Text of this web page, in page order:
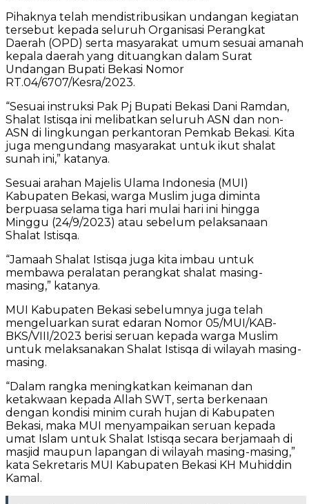
Pihaknya telah mendistribusikan undangan kegiatan
tersebut kepada seluruh Organisasi Perangkat
Daerah (OPD) serta masyarakat umum sesuai amanah
kepala daerah yang dituangkan dalam Surat
Undangan Bupati Bekasi Nomor
RT.04/6707/Kesra/2023.
“Sesuai instruksi Pak Pj Bupati Bekasi Dani Ramdan,
Shalat Istisqa ini melibatkan seluruh ASN dan non-
ASN di lingkungan perkantoran Pemkab Bekasi. Kita
juga mengundang masyarakat untuk ikut shalat
sunah ini,” katanya.
Sesuai arahan Majelis Ulama Indonesia (MUI)
Kabupaten Bekasi, warga Muslim juga diminta
berpuasa selama tiga hari mulai hari ini hingga
Minggu (24/9/2023) atau sebelum pelaksanaan
Shalat Istisqa.
“Jamaah Shalat Istisqa juga kita imbau untuk
membawa peralatan perangkat shalat masing-
masing,” katanya.
MUI Kabupaten Bekasi sebelumnya juga telah
mengeluarkan surat edaran Nomor 05/MUI/KAB-
BKS/VIII/2023 berisi seruan kepada warga Muslim
untuk melaksanakan Shalat Istisqa di wilayah masing-
masing.
“Dalam rangka meningkatkan keimanan dan
ketakwaan kepada Allah SWT, serta berkenaan
dengan kondisi minim curah hujan di Kabupaten
Bekasi, maka MUI menyampaikan seruan kepada
umat Islam untuk Shalat Istisqa secara berjamaah di
masjid maupun lapangan di wilayah masing-masing,”
kata Sekretaris MUI Kabupaten Bekasi KH Muhiddin
Kamal.